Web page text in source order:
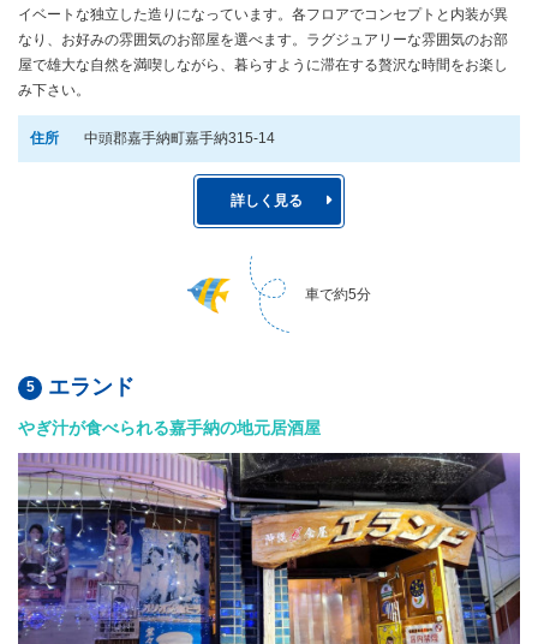
イベートな独立した造りになっています。各フロアでコンセプトと内装が異
なり、お好みの雰囲気のお部屋を選べます。ラグジュアリーな雰囲気のお部
屋で雄大な自然を満喫しながら、暮らすように滞在する贅沢な時間をお楽し
み下さい。
住所 中頭郡嘉手納町嘉手納315-14
詳しく見る
車で約5分
エランド
やぎ汁が食べられる嘉手納の地元居酒屋